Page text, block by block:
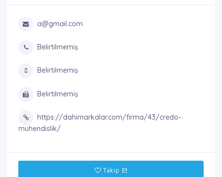
a@gmail.com
Belirtilmemiş
Belirtilmemiş
Belirtilmemiş
https://dahimarkalar.com/firma/43/credo-
muhendislik/
Takip Et